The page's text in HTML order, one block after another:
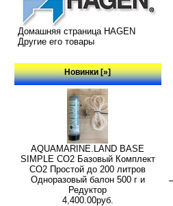
Домашняя страница HAGEN
Другие его товары
Новинки [»]
AQUAMARINE.LAND BASE
SIMPLE СО2 Базовый Комплект
СО2 Простой до 200 литров
Одноразовый балон 500 г и
Редуктор
4,400.00руб.